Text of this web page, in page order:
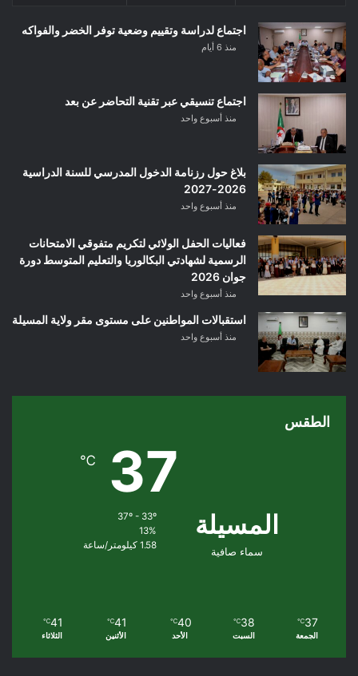
اجتماع لدراسة وتقييم وضعية توفر الخضر والفواكه
منذ 6 أيام
اجتماع تنسيقي عبر تقنية التحاضر عن بعد
منذ أسبوع واحد
بلاغ حول رزنامة الدخول المدرسي للسنة الدراسية
2026-2027
منذ أسبوع واحد
فعاليات الحفل الولائي لتكريم متفوقي الامتحانات
الرسمية لشهادتي البكالوريا والتعليم المتوسط دورة
جوان 2026
منذ أسبوع واحد
استقبالات المواطنين على مستوى مقر ولاية المسيلة
منذ أسبوع واحد
الطقس
المسيلة
سماء صافية
37
℃
37º - 33º
13%
1.58 كيلومتر/ساعة
37
℃
الجمعة
38
℃
السبت
40
℃
الأحد
41
℃
الأثنين
41
℃
الثلاثاء